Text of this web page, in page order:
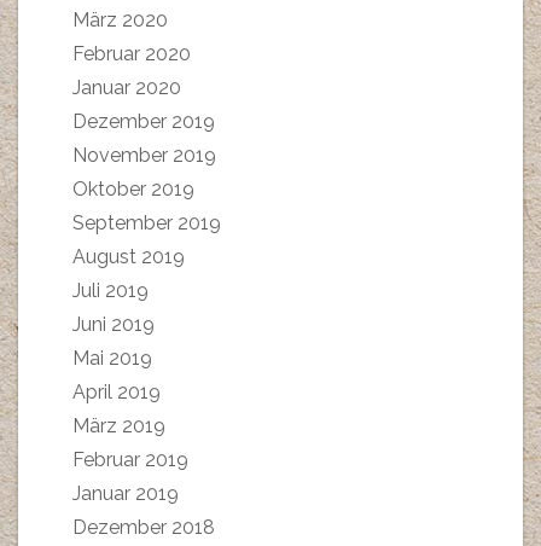
März 2020
Februar 2020
Januar 2020
Dezember 2019
November 2019
Oktober 2019
September 2019
August 2019
Juli 2019
Juni 2019
Mai 2019
April 2019
März 2019
Februar 2019
Januar 2019
Dezember 2018